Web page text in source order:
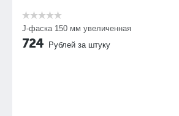
J-фаска 150 мм увеличенная
724 Рублей за штуку